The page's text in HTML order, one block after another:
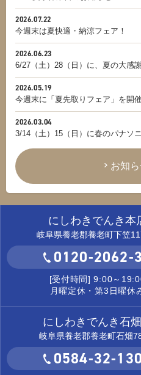
2026.07.22
今週末は夏快適・納涼フェア！
2026.06.23
6/27（土）28（日）に、夏の大感
2026.05.19
今週末に「夏先取りフェア」を開
2026.03.04
3/14（土）15（日）に春のパナソ
お知
にしわきでんき本
岐阜県養老郡養老町下笠
0120-2062-
[受付時間] 9:00～
月曜定休・第3日曜休
にしわきでんき石
岐阜県養老郡養老町石畑
0584-32-